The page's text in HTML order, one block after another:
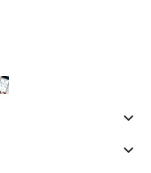
keyboard_arrow_down
keyboard_arrow_down